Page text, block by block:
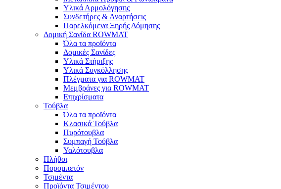
Υλικά Αρμολόγησης
Συνδετήρες & Αναρτήσεις
Παρελκόμενα Ξηρής Δόμησης
Δομική Σανίδα ROWMAT
Όλα τα προϊόντα
Δομικές Σανίδες
Υλικά Στήριξης
Υλικά Συγκόλλησης
Πλέγματα για ROWMAT
Μεμβράνες για ROWMAT
Επιχρίσματα
Τούβλα
Όλα τα προϊόντα
Κλασικά Τούβλα
Πυρότουβλα
Συμπαγή Τούβλα
Υαλότουβλα
Πλήθοι
Πορομπετόν
Τσιμέντα
Προϊόντα Τσιμέντου